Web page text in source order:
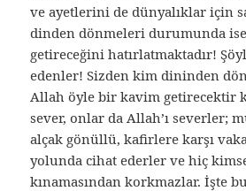
ve ayetlerini de dünyalıklar için
dinden dönmeleri durumunda
getireceğini hatırlatmaktadır!
edenler! Sizden kim dininden
Allah öyle bir kavim getirecektir
sever, onlar da Allah’ı severler;
alçak gönüllü, kafirlere karşı
yolunda cihat ederler ve hiç
kınamasından korkmazlar. İşte